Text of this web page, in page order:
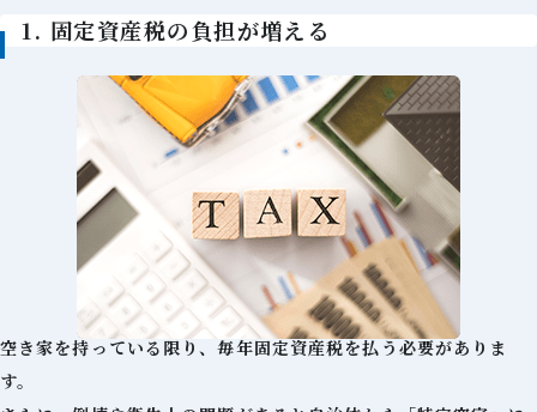
1. 固定資産税の負担が増える
空き家を持っている限り、毎年固定資産税を払う必要がありま
す。